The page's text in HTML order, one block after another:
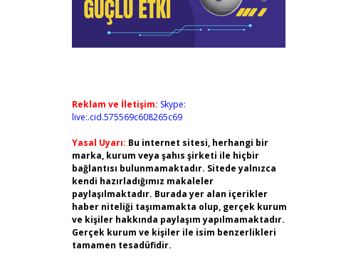
Reklam ve İletişim: Skype:
live:.cid.575569c608265c69
Yasal Uyarı: Bu internet sitesi, herhangi bir
marka, kurum veya şahıs şirketi ile hiçbir
bağlantısı bulunmamaktadır. Sitede yalnızca
kendi hazırladığımız makaleler
paylaşılmaktadır. Burada yer alan içerikler
haber niteliği taşımamakta olup, gerçek kurum
ve kişiler hakkında paylaşım yapılmamaktadır.
Gerçek kurum ve kişiler ile isim benzerlikleri
tamamen tesadüfidir.